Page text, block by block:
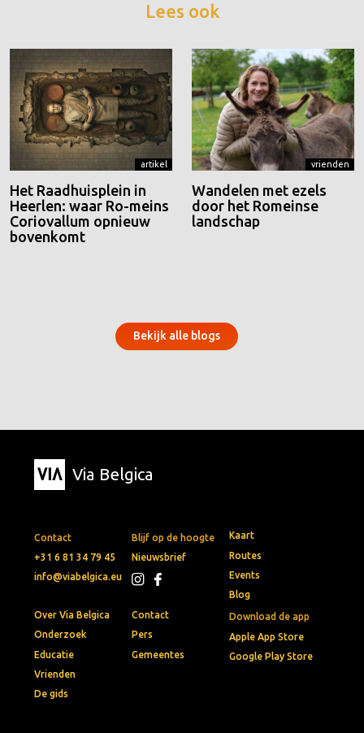
Lees ook
artikel
Het Raadhuisplein in
Heerlen: waar Ro-meins
Coriovallum opnieuw
bovenkomt
vrienden
Wandelen met ezels
door het Romeinse
landschap
Bekijk alle blogs
Via Belgica
Contact
+31 6 81 34 79 45
info@viabelgica.eu
Blijf op de hoogte
Nieuwsbrief
Download de app
Apple App Store
Google Play Store
Kaart
Routes
Events
Blog
Over Via Belgica
Onderzoek
Educatie
Vrienden
De gids
Contact
Pers
Gemeentes